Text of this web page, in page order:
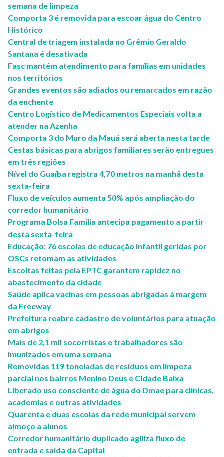
semana de limpeza
Comporta 3 é removida para escoar água do Centro
Histórico
Central de triagem instalada no Grêmio Geraldo
Santana é desativada
Fasc mantém atendimento para famílias em unidades
nos territórios
Grandes eventos são adiados ou remarcados em razão
da enchente
Centro Logístico de Medicamentos Especiais volta a
atender na Azenha
Comporta 3 do Muro da Mauá será aberta nesta tarde
Cestas básicas para abrigos familiares serão entregues
em três regiões
Nível do Guaíba registra 4,70 metros na manhã desta
sexta-feira
Fluxo de veículos aumenta 50% após ampliação do
corredor humanitário
Programa Bolsa Família antecipa pagamento a partir
desta sexta-feira
Educação: 76 escolas de educação infantil geridas por
OSCs retomam as atividades
Escoltas feitas pela EPTC garantem rapidez no
abastecimento da cidade
Saúde aplica vacinas em pessoas abrigadas à margem
da Freeway
Prefeitura reabre cadastro de voluntários para atuação
em abrigos
Mais de 2,1 mil socorristas e trabalhadores são
imunizados em uma semana
Removidas 119 toneladas de resíduos em limpeza
parcial nos bairros Menino Deus e Cidade Baixa
Liberado uso consciente de água do Dmae para clínicas,
academias e outras atividades
Quarenta e duas escolas da rede municipal servem
almoço a alunos
Corredor humanitário duplicado agiliza fluxo de
entrada e saída da Capital